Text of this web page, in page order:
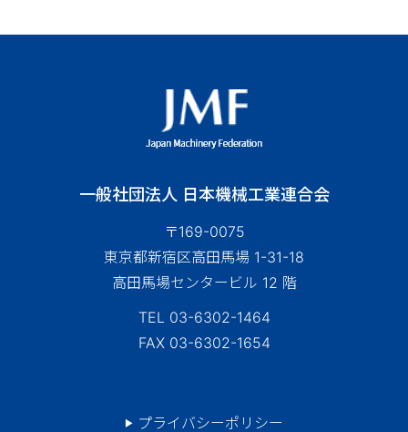
一般社団法人 日本機械工業連合会
〒169-0075
東京都新宿区高田馬場 1-31-18
高田馬場センタービル 12 階
TEL 03-6302-1464
FAX 03-6302-1654
プライバシーポリシー